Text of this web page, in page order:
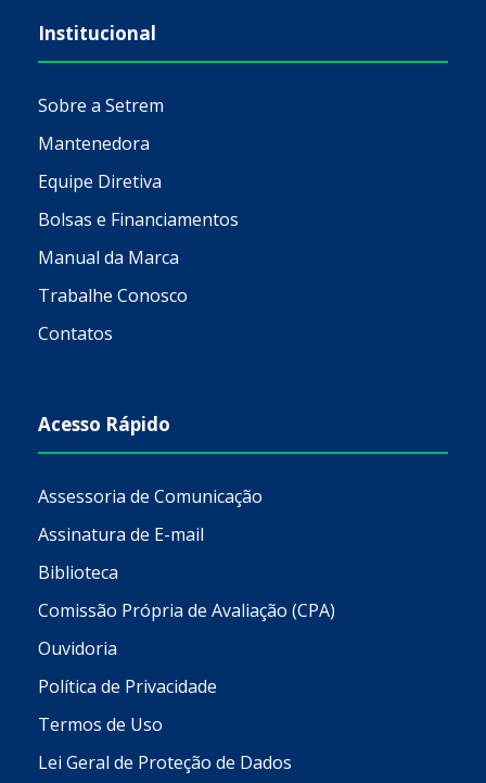
Institucional
Sobre a Setrem
Mantenedora
Equipe Diretiva
Bolsas e Financiamentos
Manual da Marca
Trabalhe Conosco
Contatos
Acesso Rápido
Assessoria de Comunicação
Assinatura de E-mail
Biblioteca
Comissão Própria de Avaliação (CPA)
Ouvidoria
Política de Privacidade
Termos de Uso
Lei Geral de Proteção de Dados